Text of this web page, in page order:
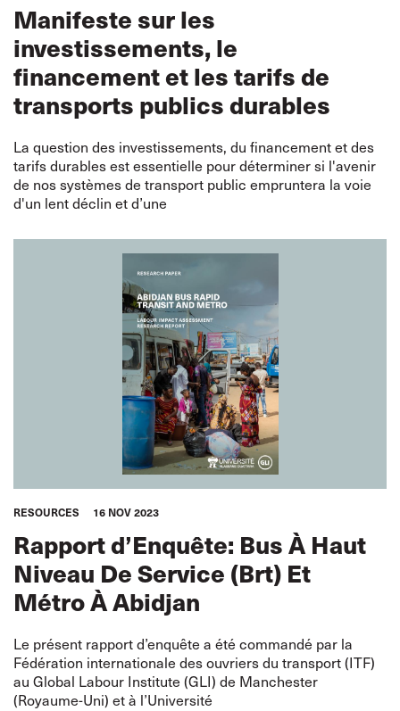
Manifeste sur les
investissements, le
financement et les tarifs de
transports publics durables
La question des investissements, du financement et des
tarifs durables est essentielle pour déterminer si l'avenir
de nos systèmes de transport public empruntera la voie
d'un lent déclin et d’une
RESOURCES 16 NOV 2023
Rapport d’Enquête: Bus À Haut
Niveau De Service (Brt) Et
Métro À Abidjan
Le présent rapport d’enquête a été commandé par la
Fédération internationale des ouvriers du transport (ITF)
au Global Labour Institute (GLI) de Manchester
(Royaume-Uni) et à l’Université